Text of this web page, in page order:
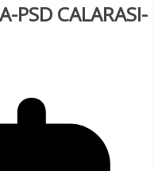
PSD CALARASI-